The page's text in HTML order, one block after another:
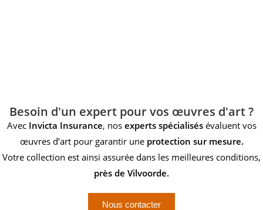
Besoin d'un expert pour vos œuvres d'art ?
Avec Invicta Insurance, nos experts spécialisésévaluent vos
œuvres d’art pour garantir une protection sur mesure.
Votre collection est ainsi assurée dans les meilleures conditions,
près de Vilvoorde.
Nous contacter